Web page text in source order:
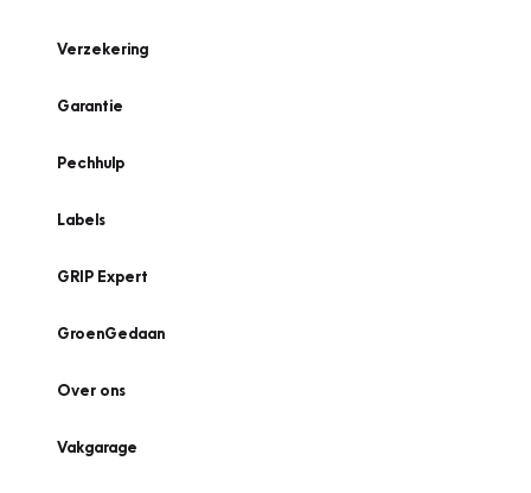
Verzekering
Garantie
Pechhulp
Labels
GRIP Expert
GroenGedaan
Over ons
Vakgarage